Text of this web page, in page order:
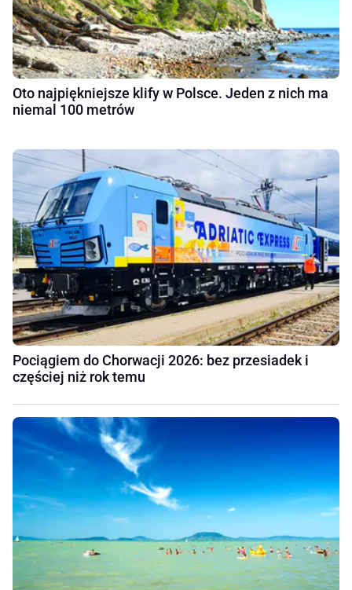
Oto najpiękniejsze klify w Polsce. Jeden z nich ma
niemal 100 metrów
Pociągiem do Chorwacji 2026: bez przesiadek i
częściej niż rok temu